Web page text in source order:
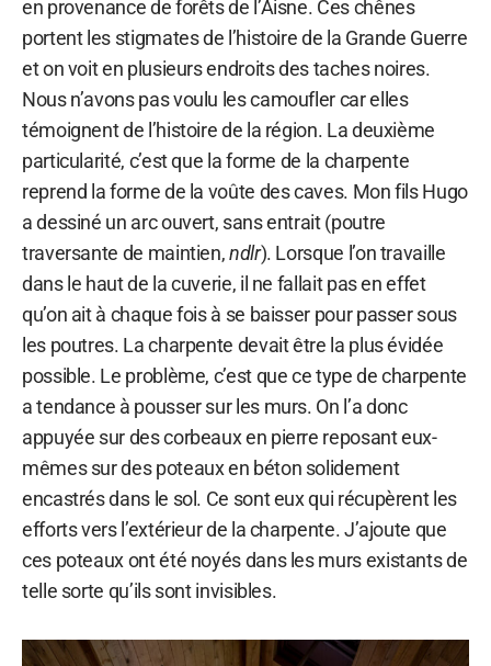
en provenance de forêts de l’Aisne. Ces chênes
portent les stigmates de l’histoire de la Grande Guerre
et on voit en plusieurs endroits des taches noires.
Nous n’avons pas voulu les camoufler car elles
témoignent de l’histoire de la région. La deuxième
particularité, c’est que la forme de la charpente
reprend la forme de la voûte des caves. Mon fils Hugo
a dessiné un arc ouvert, sans entrait (poutre
traversante de maintien,ndlr). Lorsque l’on travaille
dans le haut de la cuverie, il ne fallait pas en effet
qu’on ait à chaque fois à se baisser pour passer sous
les poutres. La charpente devait être la plus évidée
possible. Le problème, c’est que ce type de charpente
a tendance à pousser sur les murs. On l’a donc
appuyée sur des corbeaux en pierre reposant eux-
mêmes sur des poteaux en béton solidement
encastrés dans le sol. Ce sont eux qui récupèrent les
efforts vers l’extérieur de la charpente. J’ajoute que
ces poteaux ont été noyés dans les murs existants de
telle sorte qu’ils sont invisibles.